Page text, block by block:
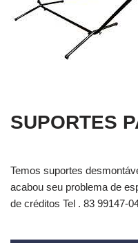
SUPORTES
Temos suportes
acabou seu problema de
de créditos Tel . 83 99147-